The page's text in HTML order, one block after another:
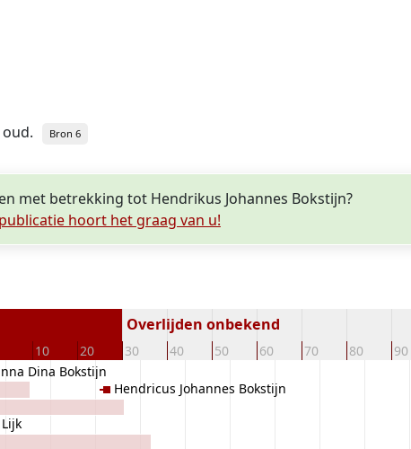
Bron 6
met betrekking tot Hendrikus Johannes Bokstijn?
hoort het graag van u!
10 20 30 40 50 60 70 80 90
Overlijden onbekend
Dina Bokstijn
Hendricus Johannes Bokstijn